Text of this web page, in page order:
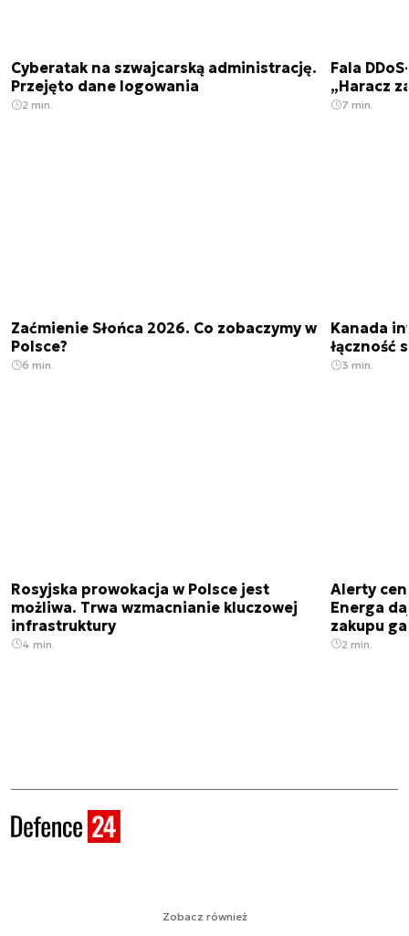
Cyberatak na szwajcarską administrację.
Przejęto dane logowania
2 min.
Fala
„Haracz
7 min.
Zaćmienie Słońca 2026. Co zobaczymy w
Polsce?
6 min.
Kanada
łączność
3 min.
Rosyjska prowokacja w Polsce jest
możliwa. Trwa wzmacnianie kluczowej
infrastruktury
4 min.
Alerty
Energa
zakupu
2 min.
Zobacz również